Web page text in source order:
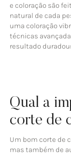
e coloração são
natural de cada
uma coloração
técnicas
resultado
Qual a
corte de
Um bom corte de
mas também de